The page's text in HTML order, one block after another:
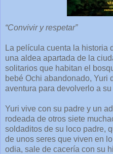
“Convivir y respetar”
La película cuenta la historia
una aldea apartada de la
solitarios que habitan el
bebé Ochi abandonado, Yuri
aventura para devolverlo a
Yuri vive con su padre y un
rodeada de otros siete
soldaditos de su loco padre,
de unos seres que viven en
odia, sale de cacería con su